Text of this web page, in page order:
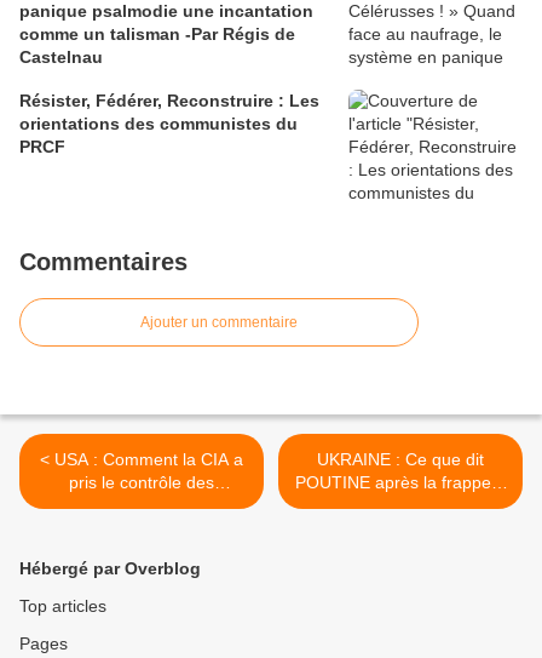
panique psalmodie une incantation
comme un talisman -Par Régis de
Castelnau
Résister, Fédérer, Reconstruire : Les
orientations des communistes du
PRCF
Commentaires
Ajouter un commentaire
< USA : Comment la CIA a
pris le contrôle des
ambassades américaines
UKRAINE : Ce que dit
POUTINE après la frappe à
Soumy >
Hébergé par Overblog
Top articles
Pages